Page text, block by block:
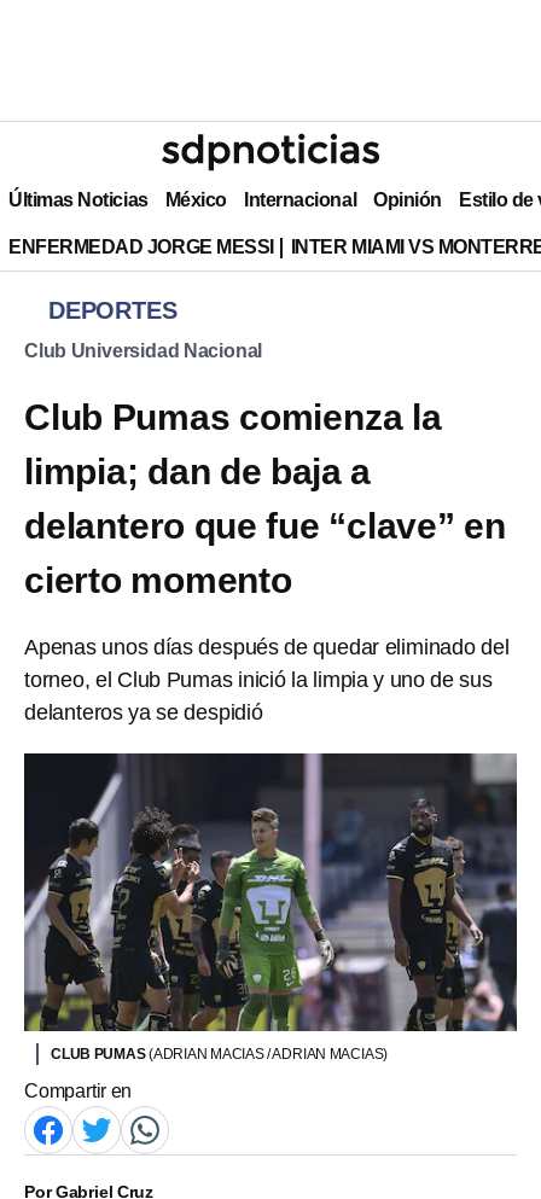
Últimas Noticias México Internacional Opinión Estilo de
ENFERMEDAD JORGE MESSI INTER MIAMI VS
DEPORTES
Club Universidad Nacional
Club Pumas comienza la
limpia; dan de baja a
delantero que fue “clave” en
cierto momento
Apenas unos días después de quedar eliminado del
torneo, el Club Pumas inició la limpia y uno de sus
delanteros ya se despidió
CLUB PUMAS(ADRIAN MACIAS / ADRIAN MACIAS)
Compartir en
PorGabriel Cruz